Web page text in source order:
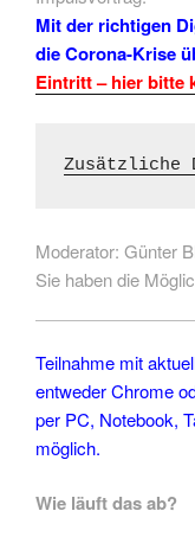
Mit der richtigen
die Corona-Krise
Eintritt – hier bitte
Zusätzliche
Moderator: Günter
Sie haben die
Teilnahme mit
entweder Chrome
per PC, Notebook,
möglich.
Wie läuft das ab?